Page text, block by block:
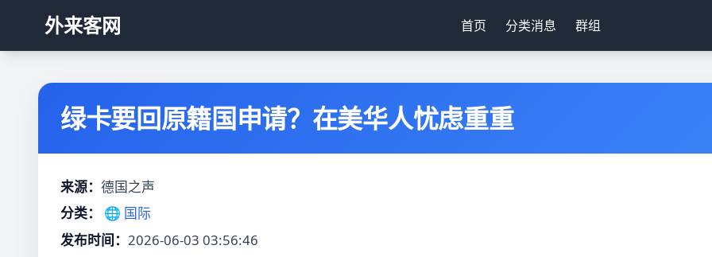
外来客网 首页 分类消息 群组
绿卡要回原籍国申请？在美华人忧虑重重
来源： 德国之声
分类：
🌐 国际
发布时间： 2026-06-03 03:56:46